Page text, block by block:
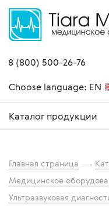
8 (800) 500-26-76
Choose language: EN
Каталог продукции
Главная страница
Медицинское
Ультразвуковая